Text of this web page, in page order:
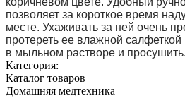
позволяет за короткое время
месте. Ухаживать за ней очень
протереть ее влажной салфеткой
в мыльном растворе и просушить.
Категория:
Каталог товаров
Домашняя медтехника